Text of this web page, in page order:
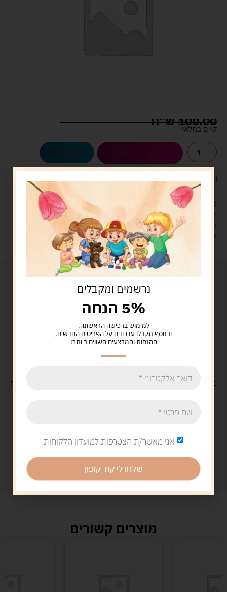
100.00ש"ח
קיים במלאי
הוספה לסל
לארוז את המוצר באריזת מתנה5.00 ש"ח ?
מעל 329 ש"ח, משלוח עם שליח עד הבית חינם! – 0 ₪
משלוח עם שליח עד הבית: 29 ש"ח
זמן אספקה: עד 4 ימי עסקים.
איסוף עצמי: מ"ביתר טויס" רחוב בניין דוד 18, ביתר עילית.
משלוח חינםבקנייה מעל 329 ש"ח
מוצרים קשורים
נרשמים ומקבלים
5% הנחה
למימוש ברכישה הראשונה.
ובנוסף תקבלו עדכונים על הפריטים החדשים,
ההנחות והמבצעים השווים ביותר!
אני מאשר/ת הצטרפות למועדון הלקוחות
שלחו לי קוד קופון